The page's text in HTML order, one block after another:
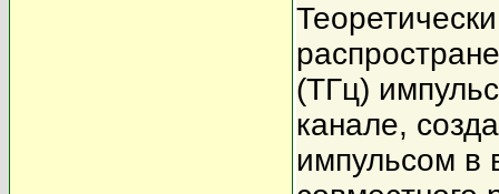
(ТГц)
канале,
импульсом в